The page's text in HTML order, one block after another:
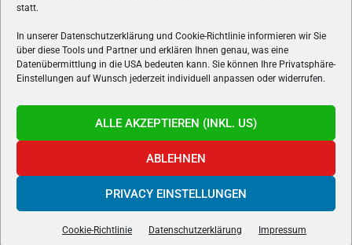
statt.
In unserer Datenschutzerklärung und Cookie-Richtlinie informieren wir Sie
über diese Tools und Partner und erklären Ihnen genau, was eine
Datenübermittlung in die USA bedeuten kann. Sie können Ihre Privatsphäre-
Einstellungen auf Wunsch jederzeit individuell anpassen oder widerrufen.
ALLE AKZEPTIEREN (INKL. US)
ABLEHNEN
PRIVACY EINSTELLUNGEN
Cookie-Richtlinie Datenschutzerklärung Impressum
FOLGE UNS
Gamers.at v6 © 1999-2024 All Rights Reserved -Kontakt|Impressum|
Datenschutzerklärung
- Developed by
powered byoverclockers.at